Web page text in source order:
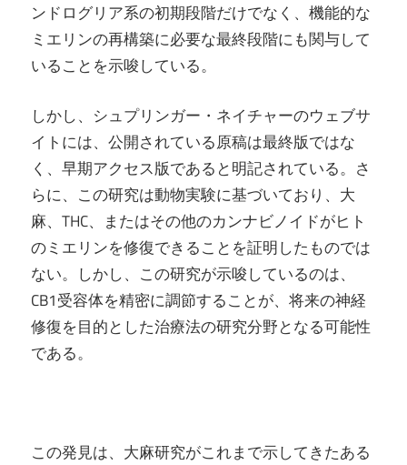
ンドログリア系の初期段階だけでなく、機能的な
ミエリンの再構築に必要な最終段階にも関与して
いることを示唆している。
しかし、シュプリンガー・ネイチャーのウェブサ
イトには、公開されている原稿は最終版ではな
く、早期アクセス版であると明記されている。さ
らに、この研究は動物実験に基づいており、大
麻、THC、またはその他のカンナビノイドがヒト
のミエリンを修復できることを証明したものでは
ない。しかし、この研究が示唆しているのは、
CB1受容体を精密に調節することが、将来の神経
修復を目的とした治療法の研究分野となる可能性
である。
この発見は、大麻研究がこれまで示してきたある